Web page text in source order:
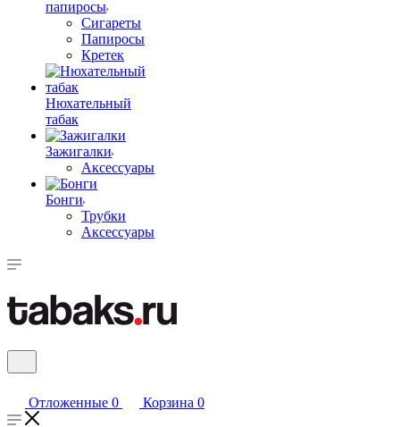
папиросы
Сигареты
Папиросы
Кретек
Нюхательный
табак
Зажигалки
Аксессуары
Бонги
Трубки
Аксессуары
Отложенные 0 Корзина 0